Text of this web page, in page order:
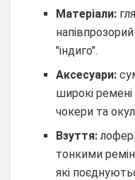
Матеріали:
"індиго".
Аксесуари:
широкі
чокери та
Взуття:
тонкими
які